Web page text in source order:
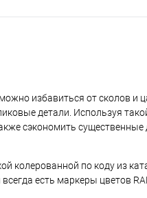
избавиться от сколов и
детали. Используя
сэкономить существенные
колерованной по коду из
есть маркеры цветов